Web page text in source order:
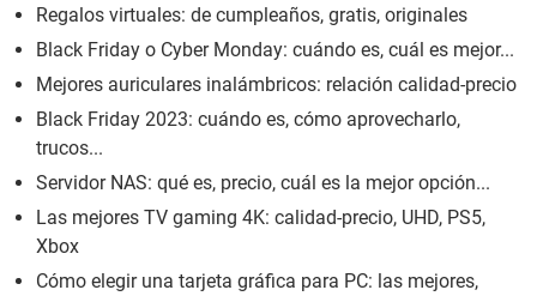
Regalos virtuales: de cumpleaños, gratis, originales
Black Friday o Cyber Monday: cuándo es, cuál es mejor...
Mejores auriculares inalámbricos: relación calidad-precio
Black Friday 2023: cuándo es, cómo aprovecharlo,
trucos...
Servidor NAS: qué es, precio, cuál es la mejor opción...
Las mejores TV gaming 4K: calidad-precio, UHD, PS5,
Xbox
Cómo elegir una tarjeta gráfica para PC: las mejores,